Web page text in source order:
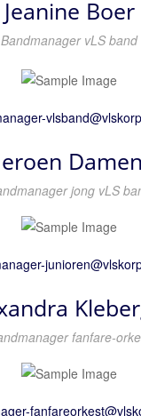
worden
Jeanine Boer
Bandmanager vLS band
Damen
jong vLS
fanfare-